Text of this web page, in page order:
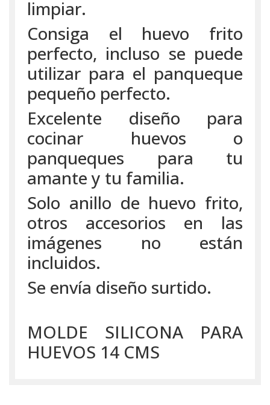
limpiar.
Consiga el huevo frito
perfecto, incluso se puede
utilizar para el panqueque
pequeño perfecto.
Excelente diseño para
cocinar huevos o
panqueques para tu
amante y tu familia.
Solo anillo de huevo frito,
otros accesorios en las
imágenes no están
incluidos.
Se envía diseño surtido.
MOLDE SILICONA PARA
HUEVOS 14 CMS